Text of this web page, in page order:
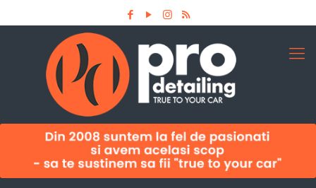
Aboneaza-te la newsletter
Pro Detailing
Sunt primul care afla noutatile din domeniu la